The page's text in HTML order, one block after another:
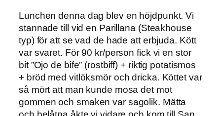
Lunchen denna dag blev en höjdpunkt. Vi
stannade till vid en Parillana (Steakhouse
typ) för att se vad de hade att erbjuda. Kött
var svaret. För 90 kr/person fick vi en stor
bit ”Ojo de bife” (rostbiff) + riktig potatismos
+ bröd med vitlöksmör och dricka. Köttet var
så mört att man kunde mosa det mot
gommen och smaken var sagolik. Mätta